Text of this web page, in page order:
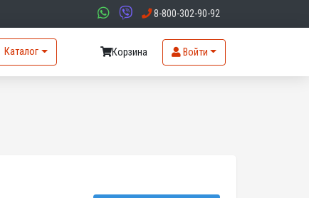
8-800-302-90-92
Каталог Корзина Войти